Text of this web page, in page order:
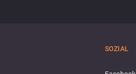
SOZIAL